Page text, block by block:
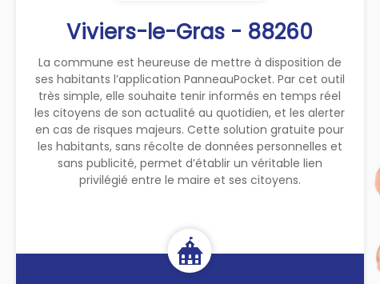
Viviers-le-Gras - 88260
La commune est heureuse de mettre à disposition de
ses habitants l’application PanneauPocket. Par cet outil
très simple, elle souhaite tenir informés en temps réel
les citoyens de son actualité au quotidien, et les alerter
en cas de risques majeurs. Cette solution gratuite pour
les habitants, sans récolte de données personnelles et
sans publicité, permet d’établir un véritable lien
privilégié entre le maire et ses citoyens.